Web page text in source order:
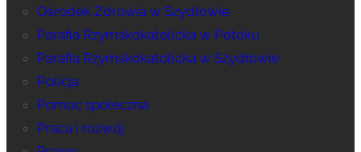
Ośrodek Zdrowia w Szydłowie
Parafia Rzymskokatolicka w Potoku
Parafia Rzymskokatolicka w Szydłowie
Policja
Pomoc społeczna
Praca i rozwój